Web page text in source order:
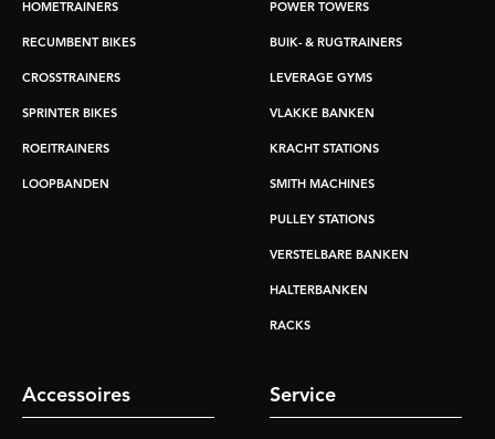
HOMETRAINERS
RECUMBENT BIKES
CROSSTRAINERS
SPRINTER BIKES
ROEITRAINERS
LOOPBANDEN
POWER TOWERS
BUIK- & RUGTRAINERS
LEVERAGE GYMS
VLAKKE BANKEN
KRACHT STATIONS
SMITH MACHINES
PULLEY STATIONS
VERSTELBARE BANKEN
HALTERBANKEN
RACKS
Accessoires Service